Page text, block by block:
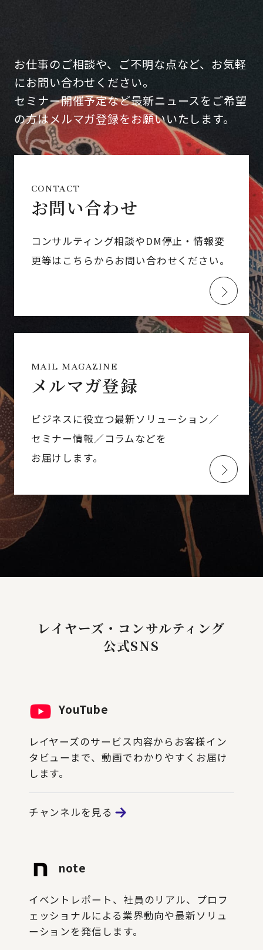
お仕事のご相談や、ご不明な点など、お気軽
にお問い合わせください。
セミナー開催予定など最新ニュースをご希望
の方はメルマガ登録をお願いいたします。
CONTACT
お問い合わせ
コンサルティング相談やDM停止・情報変
更等はこちらからお問い合わせください。
MAIL MAGAZINE
メルマガ登録
ビジネスに役立つ最新ソリューション／
セミナー情報／コラムなどを
お届けします。
レイヤーズ・コンサルティング
公式SNS
YouTube
レイヤーズのサービス内容からお客様イン
タビューまで、動画でわかりやすくお届け
します。
チャンネルを見る
note
イベントレポート、社員のリアル、プロフ
ェッショナルによる業界動向や最新ソリュ
ーションを発信します。